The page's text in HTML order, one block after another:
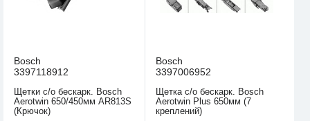
Bosch
3397118912
Щетки с/о бескарк. Bosch
Aerotwin 650/450мм AR813S
(Крючок)
Bosch
3397006952
Щетка с/о бескарк. Bosch
Aerotwin Plus 650мм (7
креплений)